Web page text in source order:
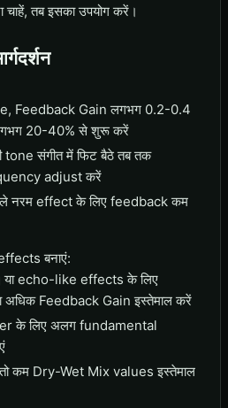
तब इसका उपयोग करें।
Feedback Gain लगभग 0.2-0.4
20-40% से शुरू करें
संगीत में फिट बैठे तब तक
adjust करें
नरम effect के लिए feedback कम
बनाएं:
echo-like effects के लिए
अधिक Feedback Gain इस्तेमाल करें
के लिए अलग fundamental
कम Dry-Wet Mix values इस्तेमाल